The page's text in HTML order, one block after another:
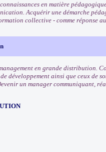
en matière
Acquérir une démarche
collective - comme réponse
en grande distribution.
développement ainsi que ceux de
un manager communiquant,